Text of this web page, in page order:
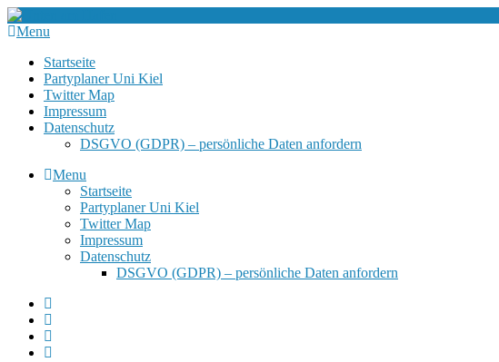
Menu
Startseite
Partyplaner Uni Kiel
Twitter Map
Impressum
Datenschutz
DSGVO (GDPR) – persönliche Daten anfordern
Menu
Startseite
Partyplaner Uni Kiel
Twitter Map
Impressum
Datenschutz
DSGVO (GDPR) – persönliche Daten anfordern